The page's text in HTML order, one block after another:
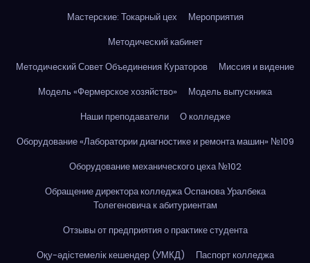
Мастерские: Токарный цех
Мероприятия
Методический кабинет
Методический Совет Объединения Кураторов
Миссия и видение
Модель «Фермерское хозяйство»
Модель выпускника
Наши преподаватели
О колледже
Оборудование «Лаборатории диагностике и ремонта машин» №109
Оборудование механического цеха №102
Обращение директора колледжа Оспанова Уралбека
Толегеновича к абитуриентам
Отзывы от предприятия о практике студента
Оқу-әдістемелік кешендер (УМКД)
Паспорт колледжа